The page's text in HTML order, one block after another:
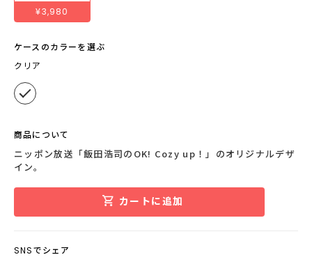
¥3,980
ケースのカラーを選ぶ
クリア
商品について
ニッポン放送「飯田浩司のOK! Cozy up！」のオリジナルデザ
イン。
カートに追加
SNSでシェア